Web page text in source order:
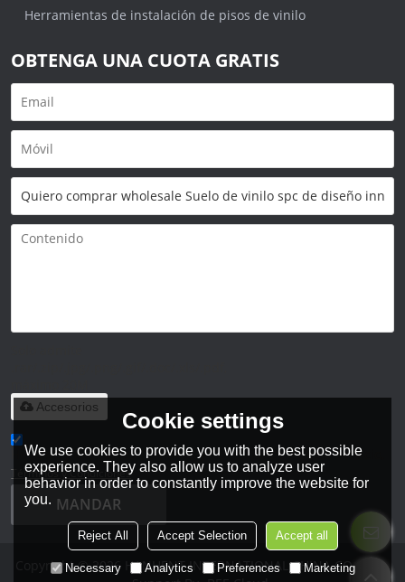
Herramientas de instalación de pisos de vinilo
OBTENGA UNA CUOTA GRATIS
Accesorios
He leido y acepto los Términos y Condiciones de este servicio,
Términos y Condiciones
MANDAR
Copyright © 2026 HANHENT INTERNATIONAL CHINA CO., LTD.
Cookie settings
We use cookies to provide you with the best possible
experience. They also allow us to analyze user
behavior in order to constantly improve the website for
you.
Reject All Accept Selection Accept all
Necessary Analytics Preferences Marketing